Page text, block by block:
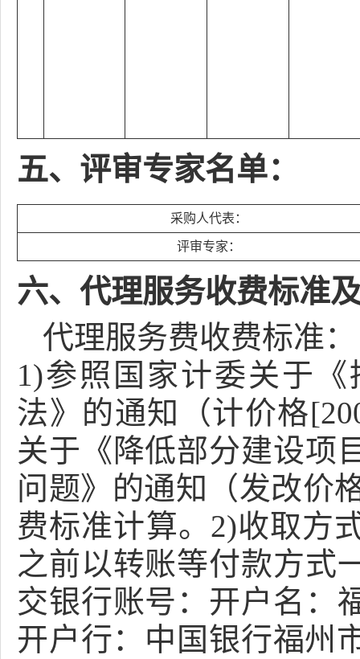
五、评审专家名单：
采购人代表：
评审专家：
六、代理服务收费标准
代理服务费收费标准：
1)参照国家计委关于
法》的通知（计价格
关于《降低部分建设项
问题》的通知（发改价
费标准计算。2)收取方
之前以转账等付款方式
交银行账号：开户名：
开户行：中国银行福州